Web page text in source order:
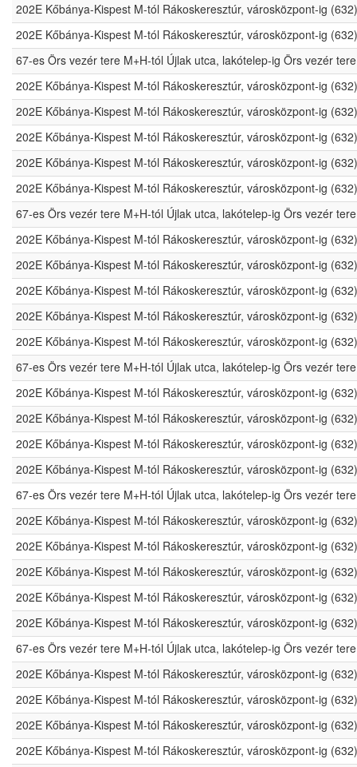
202E Kőbánya-Kispest M-tól Rákoskeresztúr, városközpont-ig (632)
202E Kőbánya-Kispest M-tól Rákoskeresztúr, városközpont-ig (632)
67-es Örs vezér tere M+H-tól Újlak utca, lakótelep-ig Örs vezér
202E Kőbánya-Kispest M-tól Rákoskeresztúr, városközpont-ig (632)
202E Kőbánya-Kispest M-tól Rákoskeresztúr, városközpont-ig (632)
202E Kőbánya-Kispest M-tól Rákoskeresztúr, városközpont-ig (632)
202E Kőbánya-Kispest M-tól Rákoskeresztúr, városközpont-ig (632)
202E Kőbánya-Kispest M-tól Rákoskeresztúr, városközpont-ig (632)
67-es Örs vezér tere M+H-tól Újlak utca, lakótelep-ig Örs vezér
202E Kőbánya-Kispest M-tól Rákoskeresztúr, városközpont-ig (632)
202E Kőbánya-Kispest M-tól Rákoskeresztúr, városközpont-ig (632)
202E Kőbánya-Kispest M-tól Rákoskeresztúr, városközpont-ig (632)
202E Kőbánya-Kispest M-tól Rákoskeresztúr, városközpont-ig (632)
202E Kőbánya-Kispest M-tól Rákoskeresztúr, városközpont-ig (632)
67-es Örs vezér tere M+H-tól Újlak utca, lakótelep-ig Örs vezér
202E Kőbánya-Kispest M-tól Rákoskeresztúr, városközpont-ig (632)
202E Kőbánya-Kispest M-tól Rákoskeresztúr, városközpont-ig (632)
202E Kőbánya-Kispest M-tól Rákoskeresztúr, városközpont-ig (632)
202E Kőbánya-Kispest M-tól Rákoskeresztúr, városközpont-ig (632)
67-es Örs vezér tere M+H-tól Újlak utca, lakótelep-ig Örs vezér
202E Kőbánya-Kispest M-tól Rákoskeresztúr, városközpont-ig (632)
202E Kőbánya-Kispest M-tól Rákoskeresztúr, városközpont-ig (632)
202E Kőbánya-Kispest M-tól Rákoskeresztúr, városközpont-ig (632)
202E Kőbánya-Kispest M-tól Rákoskeresztúr, városközpont-ig (632)
202E Kőbánya-Kispest M-tól Rákoskeresztúr, városközpont-ig (632)
67-es Örs vezér tere M+H-tól Újlak utca, lakótelep-ig Örs vezér
202E Kőbánya-Kispest M-tól Rákoskeresztúr, városközpont-ig (632)
202E Kőbánya-Kispest M-tól Rákoskeresztúr, városközpont-ig (632)
202E Kőbánya-Kispest M-tól Rákoskeresztúr, városközpont-ig (632)
202E Kőbánya-Kispest M-tól Rákoskeresztúr, városközpont-ig (632)